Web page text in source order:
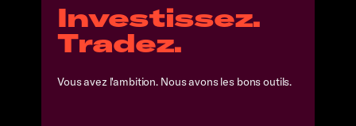
Investissez.
Tradez.
Vous avez l'ambition. Nous avons les bons outils.